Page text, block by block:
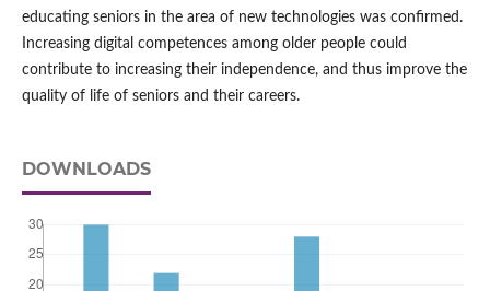
educating seniors in the area of new technologies was confirmed.
Increasing digital competences among older people could
contribute to increasing their independence, and thus improve the
quality of life of seniors and their careers.
DOWNLOADS